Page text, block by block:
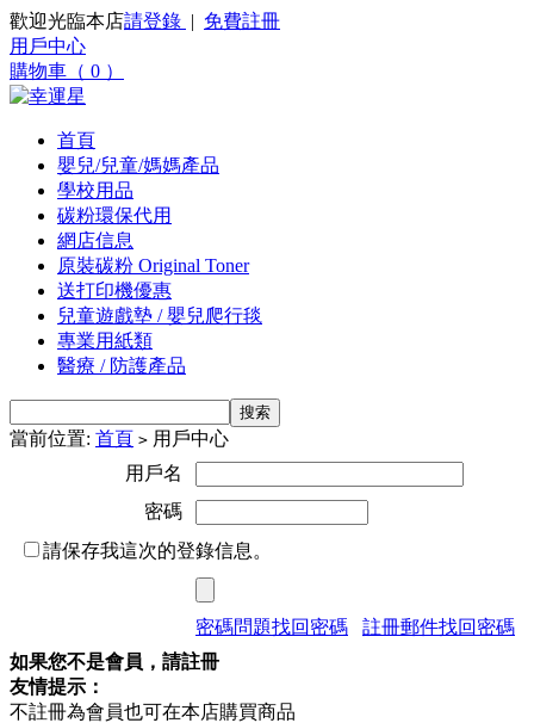
歡迎光臨本店請登錄 | 免費註冊
用戶中心
購物車（ 0 ）
首頁
嬰兒/兒童/媽媽產品
學校用品
碳粉環保代用
網店信息
原裝碳粉 Original Toner
送打印機優惠
兒童遊戲墊 / 嬰兒爬行毯
專業用紙類
醫療 / 防護產品
當前位置: 首頁 > 用戶中心
用戶名
密碼
請保存我這次的登錄信息。
密碼問題找回密碼
註冊郵件找回密碼
如果您不是會員，請註冊
友情提示：
不註冊為會員也可在本店購買商品